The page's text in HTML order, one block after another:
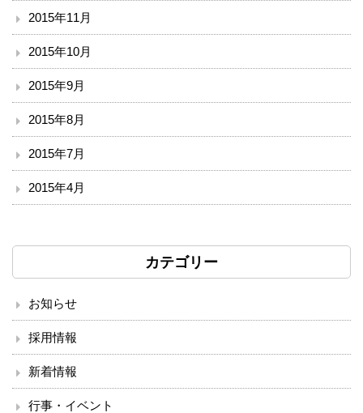
2015年11月
2015年10月
2015年9月
2015年8月
2015年7月
2015年4月
カテゴリー
お知らせ
採用情報
新着情報
行事・イベント